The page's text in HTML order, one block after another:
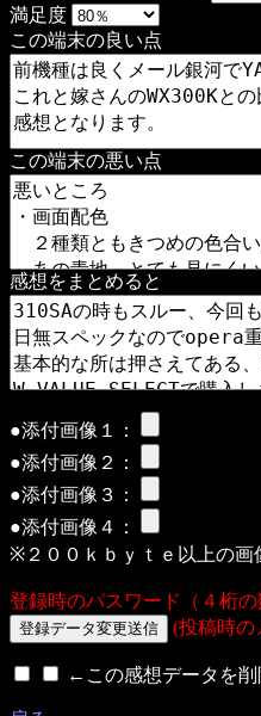
満足度
この端末の良い点
この端末の悪い点
感想をまとめると
●添付画像１：
●添付画像２：
●添付画像３：
●添付画像４：
※２００ｋｂｙｔｅ以上の画
登録時のパスワード（４桁
(投稿時の
←この感想データを削